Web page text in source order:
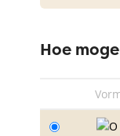
Hoe